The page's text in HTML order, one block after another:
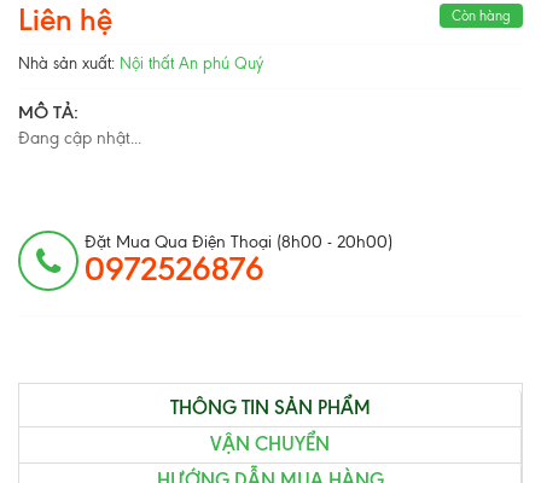
Liên hệ Còn hàng
Nhà sản xuất: Nội thất An phú Quý
MÔ TẢ:
Đang cập nhật...
Đặt Mua Qua Điện Thoại (8h00 - 20h00)
0972526876
THÔNG TIN SẢN PHẨM
VẬN CHUYỂN